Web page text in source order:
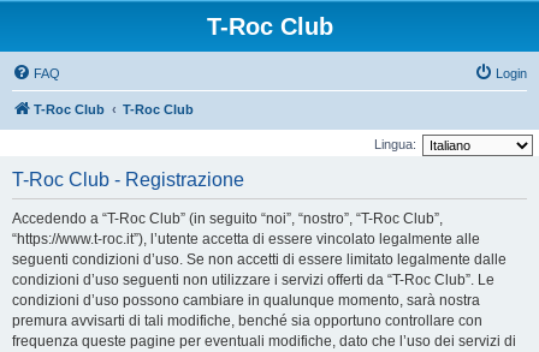
T-Roc Club
FAQ Login
T-Roc Club T-Roc Club
Lingua:
T-Roc Club - Registrazione
Accedendo a “T-Roc Club” (in seguito “noi”, “nostro”, “T-Roc Club”,
“https://www.t-roc.it”), l’utente accetta di essere vincolato legalmente alle
seguenti condizioni d’uso. Se non accetti di essere limitato legalmente dalle
condizioni d’uso seguenti non utilizzare i servizi offerti da “T-Roc Club”. Le
condizioni d’uso possono cambiare in qualunque momento, sarà nostra
premura avvisarti di tali modifiche, benché sia opportuno controllare con
frequenza queste pagine per eventuali modifiche, dato che l’uso dei servizi di